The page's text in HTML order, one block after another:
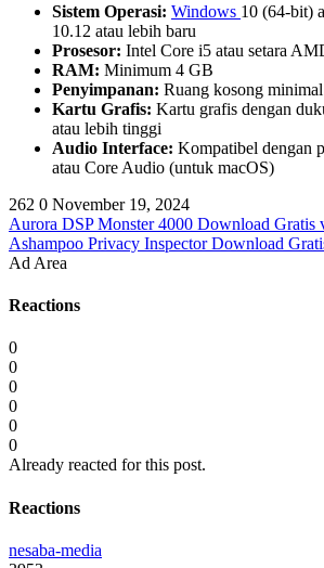
Sistem Operasi: Windows 10 (64-bit)
10.12 atau lebih baru
Prosesor: Intel Core i5 atau setara
RAM: Minimum 4 GB
Penyimpanan: Ruang kosong
Kartu Grafis: Kartu grafis dengan
atau lebih tinggi
Audio Interface: Kompatibel dengan
atau Core Audio (untuk macOS)
262 0 November 19, 2024
Aurora DSP Monster 4000 Download Gratis
Ashampoo Privacy Inspector Download
Ad Area
Reactions
0
0
0
0
0
0
Already reacted for this post.
Reactions
nesaba-media